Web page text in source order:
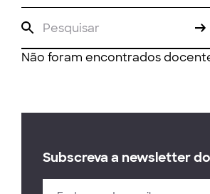
Não foram encontrados
Subscreva a newsletter